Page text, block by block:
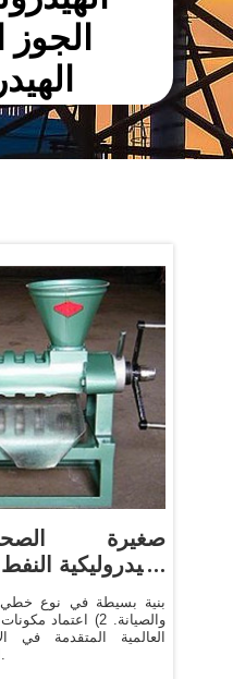
صغيرة
الهيدروليكية
والصيانة. 2) اعتماد
العالمية المتقدمة في
الكهربائية وأجزاء التشغيل.